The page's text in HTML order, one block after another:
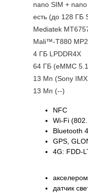
nano SIM +
есть (до 128 ГБ
Mediatek
Mali™-T880
4 ГБ LPDDR4X
64 ГБ (eMMC
13 Мп (Sony
13 Мп (--)
NFC
Wi-Fi
Bluetooth
GPS,
4G: FDD-
датчик